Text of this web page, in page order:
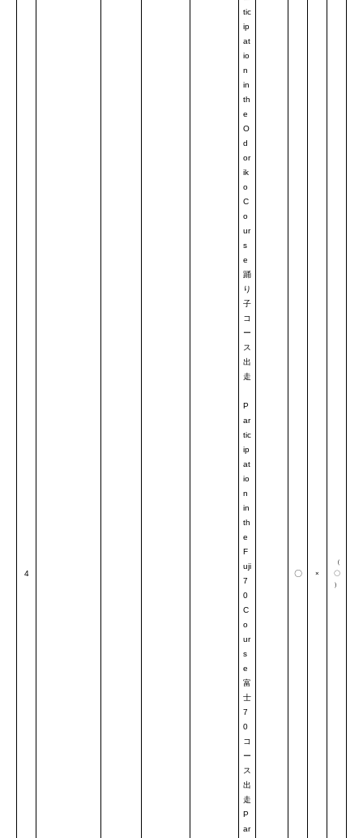
4
tic
ip
at
io
n
in
th
e
O
d
or
ik
o
C
o
ur
s
e
踊
り
子
コ
ー
ス
出
走
P
ar
tic
ip
at
io
n
in
th
e
F
uji
7
0
C
o
ur
s
e
富
士
7
0
コ
ー
ス
出
走
P
ar
〇 ×
（
〇
）